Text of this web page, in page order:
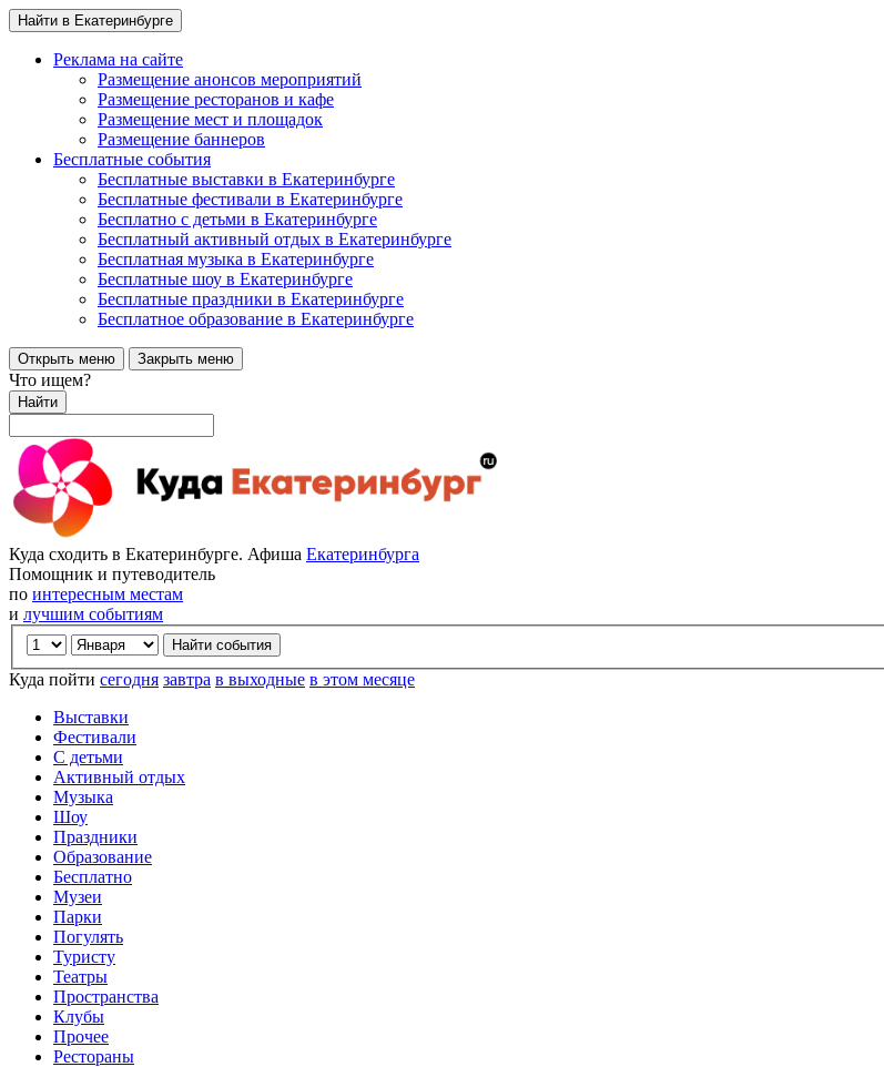
Найти в Екатеринбурге
Реклама на сайте
Размещение анонсов мероприятий
Размещение ресторанов и кафе
Размещение мест и площадок
Размещение баннеров
Бесплатные события
Бесплатные выставки в Екатеринбурге
Бесплатные фестивали в Екатеринбурге
Бесплатно с детьми в Екатеринбурге
Бесплатный активный отдых в Екатеринбурге
Бесплатная музыка в Екатеринбурге
Бесплатные шоу в Екатеринбурге
Бесплатные праздники в Екатеринбурге
Бесплатное образование в Екатеринбурге
Открыть меню Закрыть меню
Что ищем?
Найти
Куда сходить в Екатеринбурге. Афиша Екатеринбурга
Помощник и путеводитель
по интересным местам
и лучшим событиям
Куда пойти сегодня завтра в выходные в этом месяце
Выставки
Фестивали
С детьми
Активный отдых
Музыка
Шоу
Праздники
Образование
Бесплатно
Музеи
Парки
Погулять
Туристу
Театры
Пространства
Клубы
Прочее
Рестораны